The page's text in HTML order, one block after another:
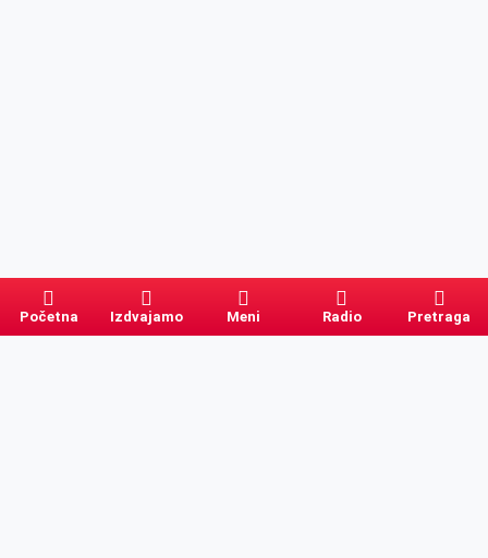
Početna Izdvajamo Meni Radio Pretraga